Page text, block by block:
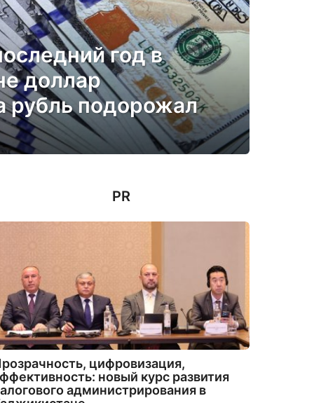
год в
доллар
рубль подорожал
PR
цифровизация,
новый курс развития
администрирования в